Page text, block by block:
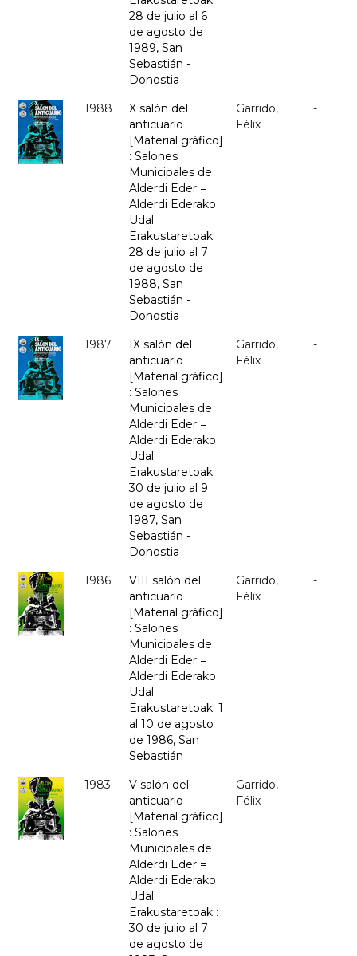
28 de julio al 6
de agosto de
1989, San
Sebastián -
Donostia
1988
X salón del
anticuario
[Material gráfico]
: Salones
Municipales de
Alderdi Eder =
Alderdi Ederako
Udal
Erakustaretoak:
28 de julio al 7
de agosto de
1988, San
Sebastián -
Donostia
Garrido,
Félix
-
1987
IX salón del
anticuario
[Material gráfico]
: Salones
Municipales de
Alderdi Eder =
Alderdi Ederako
Udal
Erakustaretoak:
30 de julio al 9
de agosto de
1987, San
Sebastián -
Donostia
Garrido,
Félix
-
1986
VIII salón del
anticuario
[Material gráfico]
: Salones
Municipales de
Alderdi Eder =
Alderdi Ederako
Udal
Erakustaretoak: 1
al 10 de agosto
de 1986, San
Sebastián
Garrido,
Félix
-
1983
V salón del
anticuario
[Material gráfico]
: Salones
Municipales de
Alderdi Eder =
Alderdi Ederako
Udal
Erakustaretoak :
30 de julio al 7
de agosto de
Garrido,
Félix
-